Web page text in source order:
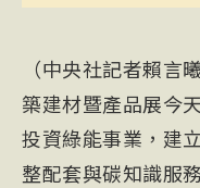
（中央社記者賴言
築建材暨產品展今
投資綠能事業，建
整配套與碳知識服